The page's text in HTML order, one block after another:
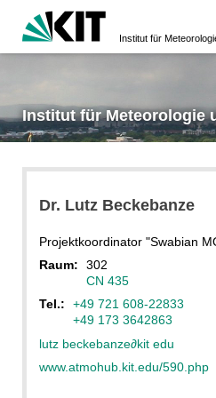
Institut für Meteorologie
Dr. Lutz Beckebanze
Projektkoordinator "Swabian
Raum:
302
CN 435
Tel.:
+49 721 608-22833
+49 173 3642863
lutz beckebanze∂kit edu
www.atmohub.kit.edu/590.php